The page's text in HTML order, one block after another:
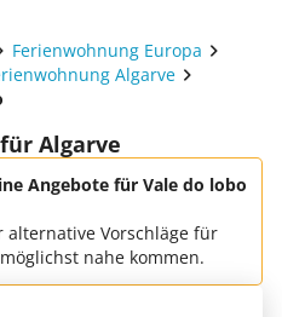
Ferienwohnung Europa
Algarve
Algarve
Angebote für Vale do lobo
Vorschläge für
nahe kommen.